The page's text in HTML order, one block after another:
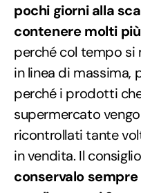
pochi giorni alla
contenere molti
perché col tempo si
in linea di massima,
perché i prodotti
supermercato
ricontrollati tante
in vendita. Il
conservalo